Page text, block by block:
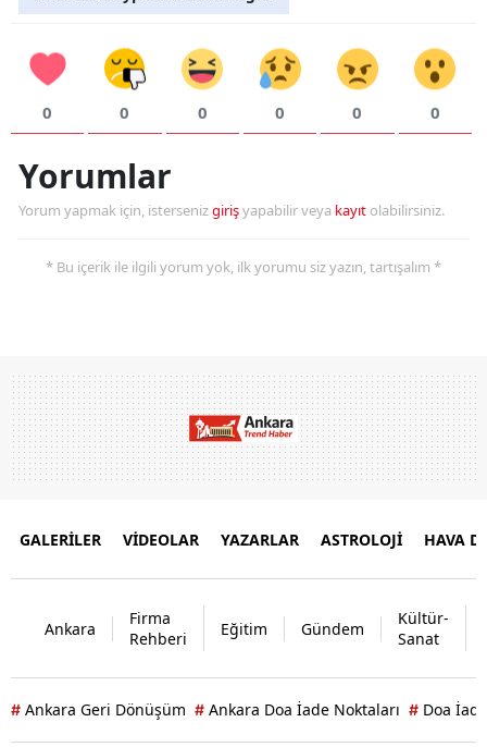
0 0 0 0 0 0
Yorumlar
Yorum yapmak için, istersenizgirişyapabilir veya kayıt olabilirsiniz.
* Bu içerik ile ilgili yorum yok, ilk yorumu siz yazın, tartışalım *
GALERİLER VİDEOLAR YAZARLAR ASTROLOJİ HAVA
Ankara
Firma
Rehberi
Eğitim Gündem
Kültür-
Sanat
# Ankara Geri Dönüşüm # Ankara Doa İade Noktaları # Doa